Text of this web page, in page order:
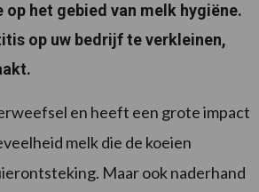
het gebied van melk hygiëne.
op uw bedrijf te verkleinen,
en heeft een grote impact
melk die de koeien
Maar ook naderhand